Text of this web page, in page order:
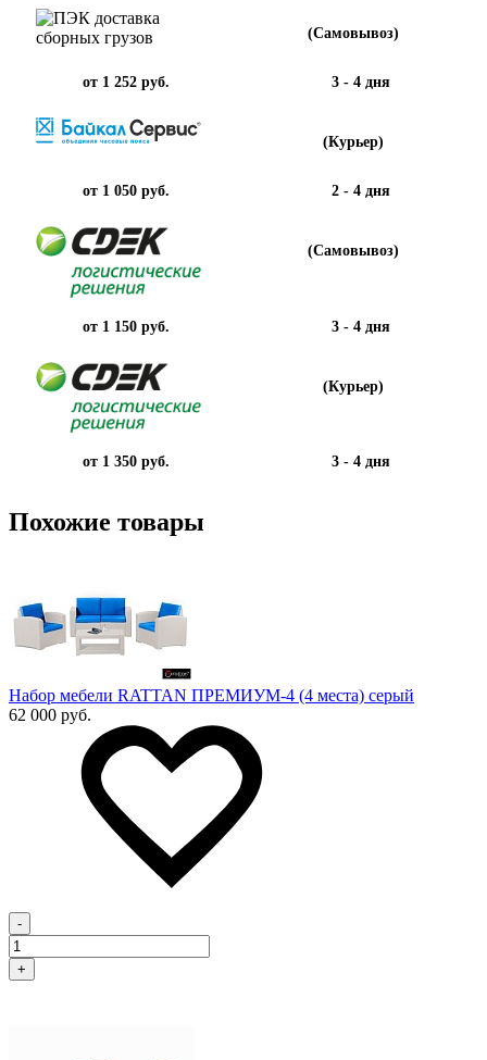
(Самовывоз)
от 1 252 руб. 3 - 4 дня
(Курьер)
от 1 050 руб. 2 - 4 дня
(Самовывоз)
от 1 150 руб. 3 - 4 дня
(Курьер)
от 1 350 руб. 3 - 4 дня
Похожие товары
Набор мебели RATTAN ПРЕМИУМ-4 (4 места) серый
62 000 руб.
-
+